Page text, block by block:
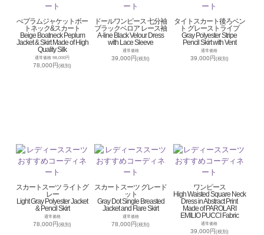
ぺプラムジャケットボー
トネック&スカート
Beige Boatneck Peplum
Jacket & Skirt Made of High
Quality Silk
通常価格 98,000円
78,000円(税別)
ドールワンピース 七分袖
ブラックベロア レース袖
A-line Black Velour Dress
with Lace Sleeve
通常価格
39,000円(税別)
タイトスカート後ろベン
ト グレーストライプ
Gray Polyester Stripe
Pencil Skirt with Vent
通常価格
39,000円(税別)
スカートスーツ ライトグ
レー
Light Gray Polyester Jacket
& Pencil Skirt
通常価格
78,000円(税別)
スカートスーツ グレード
ット
Gray Dot Single Breasted
Jacket and Flare Skirt
通常価格
78,000円(税別)
ワンピース
High Waisted Square Neck
Dress in Abstract Print
Made of PAROLARI
EMILIO PUCCI Fabric
通常価格
39,000円(税別)